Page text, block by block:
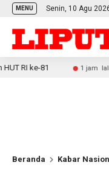
MENU Senin, 10 Agu
1 jam lalu Satu
Beranda Kabar